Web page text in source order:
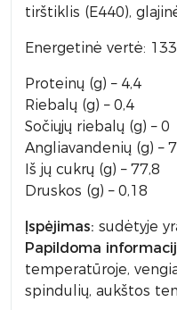
tirštiklis (E440),
Energetinė vertė:
Proteinų (g) – 4,4
Riebalų (g) – 0,4
Sočiųjų riebalų (g) – 0
Angliavandenių (g) –
Iš jų cukrų (g) – 77,8
Druskos (g) – 0,18
Įspėjimas: sudėtyje
Papildoma
temperatūroje,
spindulių, aukštos